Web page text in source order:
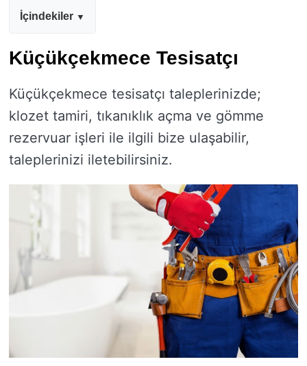
İçindekiler
Küçükçekmece Tesisatçı
Küçükçekmece tesisatçı taleplerinizde;
klozet tamiri, tıkanıklık açma ve gömme
rezervuar işleri ile ilgili bize ulaşabilir,
taleplerinizi iletebilirsiniz.